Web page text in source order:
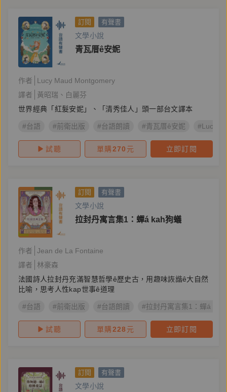
訂閱 有聲書
文學小說
青瓦厝ê安妮
作者
Lucy Maud Montgomery
譯者
黃昭瑞
白麗芬
世界經典「紅髮安妮」、「清秀佳人」頭一部台文譯本
#台語 #前衛出版 #台語朗讀 #青瓦厝ê安妮 #Lucy
試聽 單購270 元 立即訂閱
訂閱 有聲書
文學小說
拉封丹寓言集1：蟬á kah狗蟻
作者
Jean de La Fontaine
譯者
林豪森
法國詩人拉封丹充滿智慧哲學ê歷史古，用趣味詼諧ê大自然
比喻，思考人性kap世事ê道理
#台語 #前衛出版 #台語朗讀 #拉封丹寓言集1：蟬á kah
試聽 單購228元 立即訂閱
訂閱 有聲書
文學小說